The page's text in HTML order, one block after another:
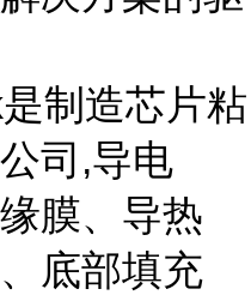
制造芯片粘
司,导电
膜、导热
底部填充